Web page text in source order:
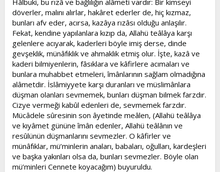
döverler, malını alırlar, hakâret ederler de, hiç kızmaz,
bunları afv eder, acırsa, kazâya rızâsı olduğu anlaşılır.
Fekat, kendine yapılanlara kızıp da, Allahü teâlâya karşı
gelenlere acıyarak, kaderleri böyle imiş derse, dinde
gevşeklik, münâfıklık ve ahmaklık etmiş olur. İşte, kazâ ve
kaderi bilmiyenlerin, fâsıklara ve kâfirlere acımaları ve
bunlara muhabbet etmeleri, îmânlarının sağlam olmadığına
alâmetdir. İslâmiyyete karşı duranları ve müslimânlara
düşman olanları sevmemek, bunları düşman bilmek farzdır.
Cizye vermeği kabûl edenleri de, sevmemek farzdır.
Mücâdele sûresinin son âyetinde meâlen, (Allahü teâlâya
ve kıyâmet gününe îmân edenler, Allahü teâlânın ve
resûlünün düşmanlarını sevmezler. O kâfirler ve
münâfıklar, mü’minlerin anaları, babaları, oğulları, kardeşleri
ve başka yakınları olsa da, bunları sevmezler. Böyle olan
mü’minleri Cennete koyacağım) buyuruldu.